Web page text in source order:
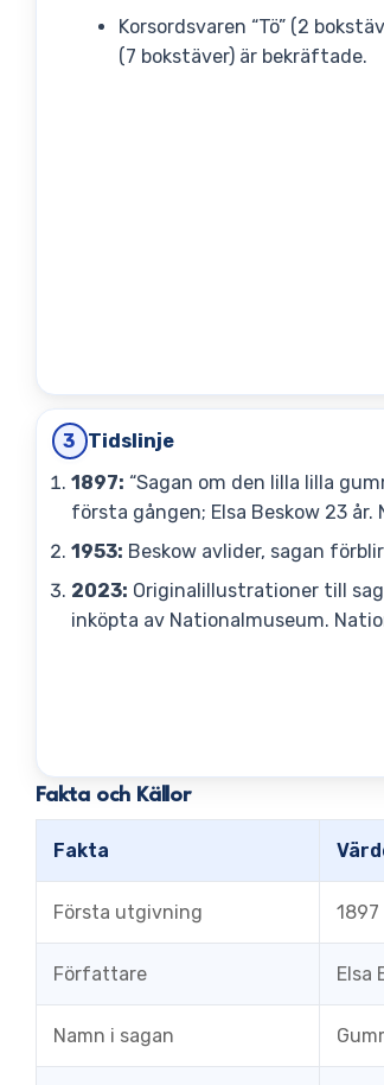
Korsordsvaren “Tö” (2
(7 bokstäver) är bekräftade.
3
Tidslinje
1897: “Sagan om den lilla lilla
första gången; Elsa Beskow 23 år.
1953: Beskow avlider, sagan
2023: Originalillustrationer till
inköpta av Nationalmuseum.
Fakta och Källor
Fakta
Första utgivning 1897
Författare Elsa
Namn i sagan